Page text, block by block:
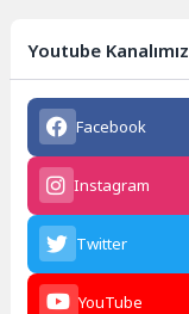
Youtube Kanalımız
Facebook
Instagram
Twitter
YouTube